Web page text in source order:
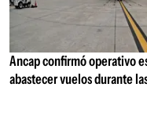
Ancap confirmó operativo
abastecer vuelos durante